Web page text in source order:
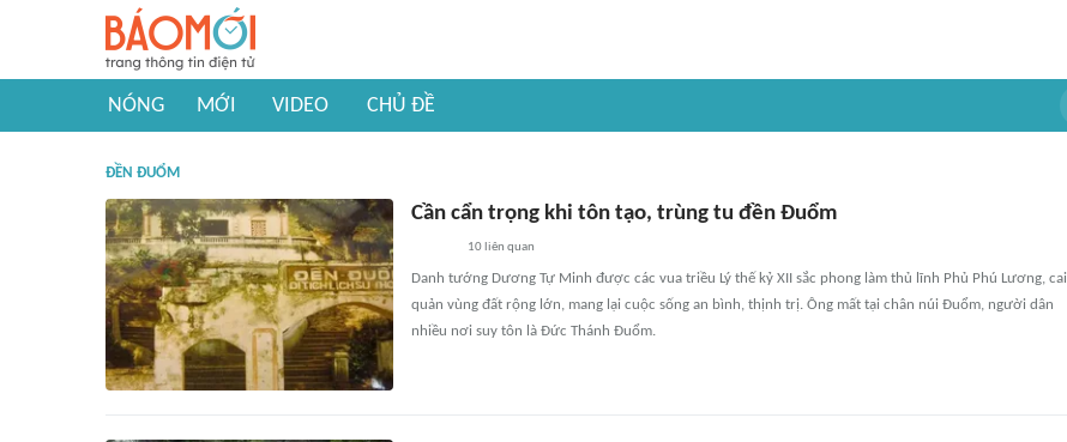
NÓNG MỚI VIDEO CHỦ ĐỀ
ĐỀN ĐUỔM
Cần cẩn trọng khi tôn tạo, trùng tu đền Đuổm
10 liên quan
Danh tướng Dương Tự Minh được các vua triều Lý thế kỷ XII sắc phong làm thủ lĩnh Phủ Phú Lương, cai
quản vùng đất rộng lớn, mang lại cuộc sống an bình, thịnh trị. Ông mất tại chân núi Đuổm, người dân
nhiều nơi suy tôn là Đức Thánh Đuổm.